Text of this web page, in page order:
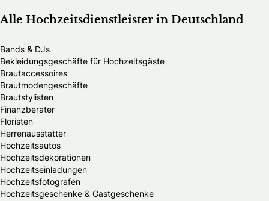
Alle Hochzeitsdienstleister in Deutschland
Bands & DJs
Bekleidungsgeschäfte für Hochzeitsgäste
Brautaccessoires
Brautmodengeschäfte
Brautstylisten
Finanzberater
Floristen
Herrenausstatter
Hochzeitsautos
Hochzeitsdekorationen
Hochzeitseinladungen
Hochzeitsfotografen
Hochzeitsgeschenke & Gastgeschenke